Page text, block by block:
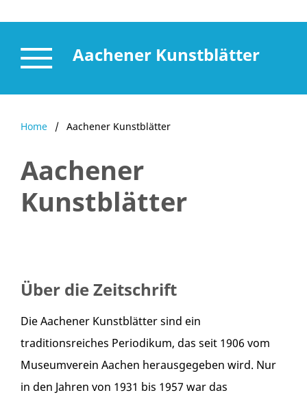
Aachener Kunstblätter
Home / Aachener Kunstblätter
Aachener
Kunstblätter
Über die Zeitschrift
Die Aachener Kunstblätter sind ein
traditionsreiches Periodikum, das seit 1906 vom
Museumverein Aachen herausgegeben wird. Nur
in den Jahren von 1931 bis 1957 war das